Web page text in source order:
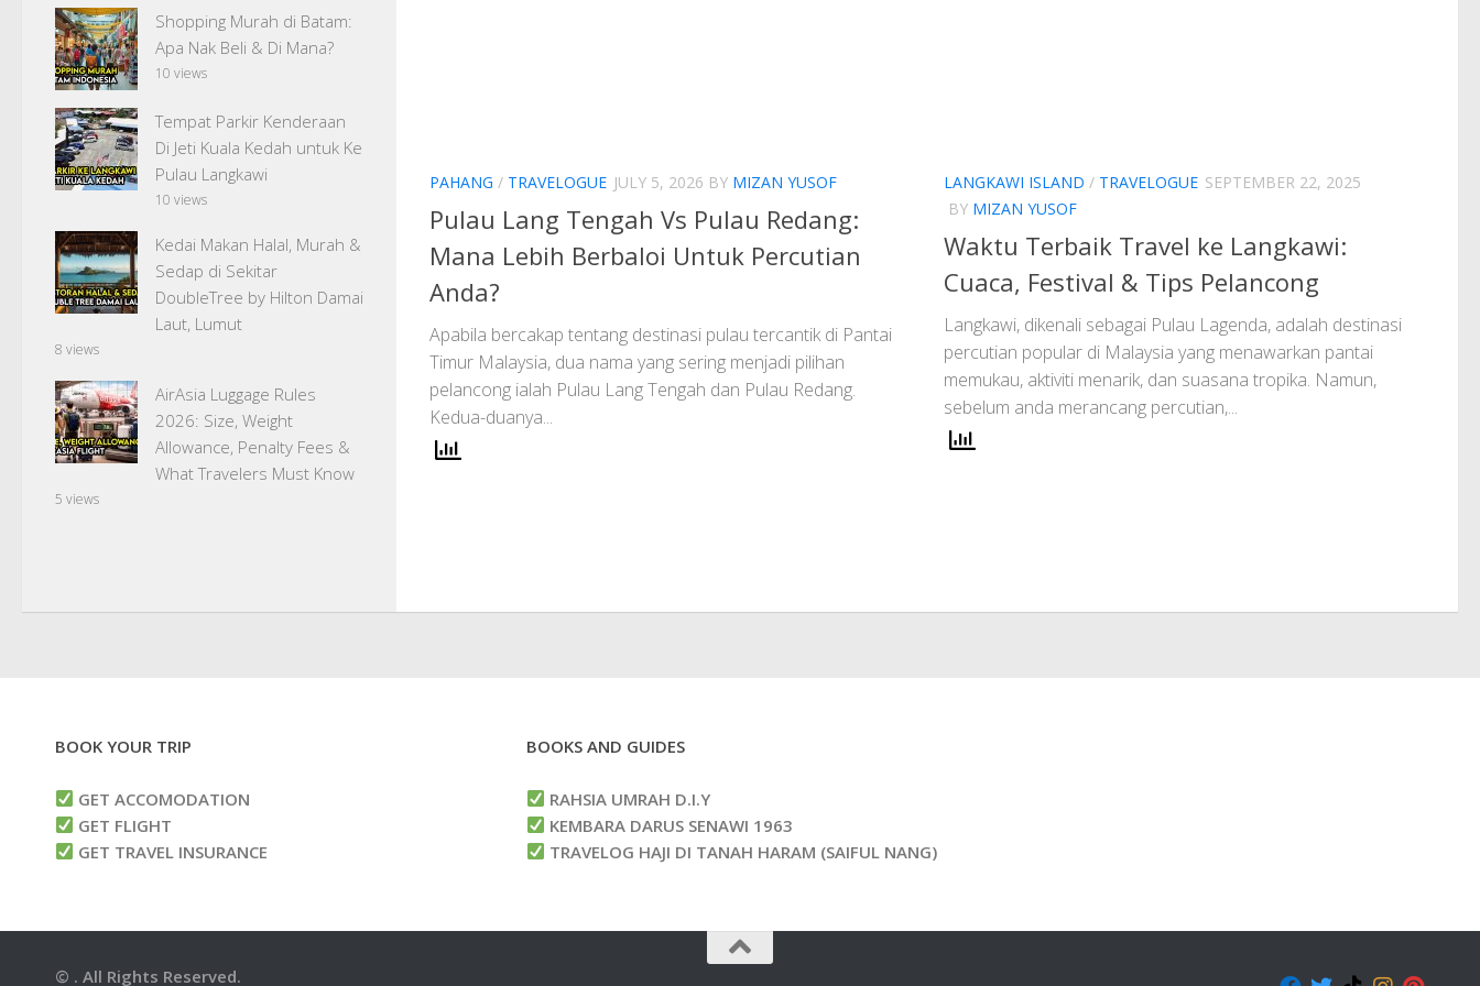
PAHANG / TRAVELOGUE JULY 5, 2026 BY MIZAN YUSOF
Pulau Lang Tengah Vs Pulau Redang:
Mana Lebih Berbaloi Untuk Percutian
Anda?
Apabila bercakap tentang destinasi pulau tercantik di Pantai
Timur Malaysia, dua nama yang sering menjadi pilihan
pelancong ialah Pulau Lang Tengah dan Pulau Redang.
Kedua-duanya...
LANGKAWI ISLAND / TRAVELOGUE SEPTEMBER 22, 2025
BY MIZAN YUSOF
Waktu Terbaik Travel ke Langkawi:
Cuaca, Festival & Tips Pelancong
Langkawi, dikenali sebagai Pulau Lagenda, adalah destinasi
percutian popular di Malaysia yang menawarkan pantai
memukau, aktiviti menarik, dan suasana tropika. Namun,
sebelum anda merancang percutian,...
Shopping Murah di Batam:
Apa Nak Beli & Di Mana?
10 views
Tempat Parkir Kenderaan
Di Jeti Kuala Kedah untuk Ke
Pulau Langkawi
10 views
Kedai Makan Halal, Murah &
Sedap di Sekitar
DoubleTree by Hilton Damai
Laut, Lumut
8 views
AirAsia Luggage Rules
2026: Size, Weight
Allowance, Penalty Fees &
What Travelers Must Know
5 views
BOOK YOUR TRIP
GET ACCOMODATION
GET FLIGHT
GET TRAVEL INSURANCE
BOOKS AND GUIDES
RAHSIA UMRAH D.I.Y
KEMBARA DARUS SENAWI 1963
TRAVELOG HAJI DI TANAH HARAM (SAIFUL NANG)
© . All Rights Reserved.